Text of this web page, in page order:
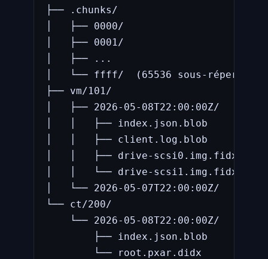
├── .chunks/
│   ├── 0000/
│   ├── 0001/
│   ├── ...
│   └── ffff/  (65536 sous-répertoires
├── vm/101/
│   ├── 2026-05-08T22:00:00Z/
│   │   ├── index.json.blob
│   │   ├── client.log.blob
│   │   ├── drive-scsi0.img.fidx
│   │   └── drive-scsi1.img.fidx
│   └── 2026-05-07T22:00:00Z/
└── ct/200/
    └── 2026-05-08T22:00:00Z/
        ├── index.json.blob
        └── root.pxar.didx